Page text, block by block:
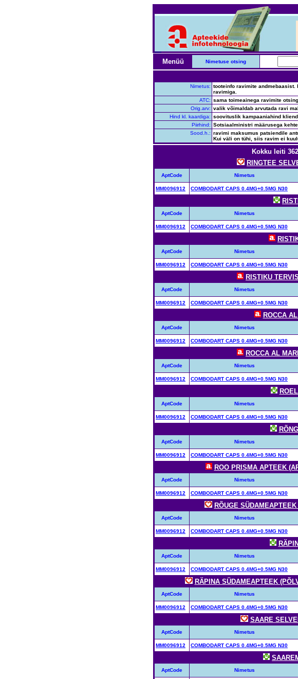
Menüü Nimetuse otsing
Nimetus: tooteinfo ravimite
ravimiga.
ATC: sama toimeainega ravimite
Orig.arv: valik võimaldab arvutada ravi
Hind kl. kaardiga: soovituslik kampaaniahind
Piirhind: Sotsiaalministri määrusega
Sood.h.: ravimi maksumus patsiendile
Kui väli on tühi, siis ravim ei
Kokku leiti
RINGTEE
AptCode Nimetus
MM0096912
COMBODART CAPS 0.4MG+0.5MG N30
AptCode Nimetus
MM0096912
COMBODART CAPS 0.4MG+0.5MG N30
AptCode Nimetus
MM0096912
COMBODART CAPS 0.4MG+0.5MG N30
RISTIKU
AptCode Nimetus
MM0096912
COMBODART CAPS 0.4MG+0.5MG N30
ROCCA
AptCode Nimetus
MM0096912
COMBODART CAPS 0.4MG+0.5MG N30
ROCCA AL
AptCode Nimetus
MM0096912
COMBODART CAPS 0.4MG+0.5MG N30
AptCode Nimetus
MM0096912
COMBODART CAPS 0.4MG+0.5MG N30
AptCode Nimetus
MM0096912
COMBODART CAPS 0.4MG+0.5MG N30
ROO PRISMA APTEEK
AptCode Nimetus
MM0096912
COMBODART CAPS 0.4MG+0.5MG N30
RÕUGE
AptCode Nimetus
MM0096912
COMBODART CAPS 0.4MG+0.5MG N30
AptCode Nimetus
MM0096912
COMBODART CAPS 0.4MG+0.5MG N30
RÄPINA SÜDAMEAPTEEK
AptCode Nimetus
MM0096912
COMBODART CAPS 0.4MG+0.5MG N30
SAARE
AptCode Nimetus
MM0096912
COMBODART CAPS 0.4MG+0.5MG N30
AptCode Nimetus